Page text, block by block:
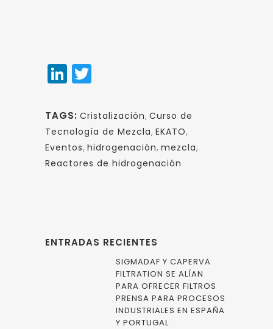
LinkedIn
TAGS: Cristalización, Curso de
Tecnología de Mezcla, EKATO,
Eventos, hidrogenación, mezcla,
Reactores de hidrogenación
ENTRADAS RECIENTES
SIGMADAF Y CAPERVA
FILTRATION SE ALÍAN
PARA OFRECER FILTROS
PRENSA PARA PROCESOS
INDUSTRIALES EN ESPAÑA
Y PORTUGAL